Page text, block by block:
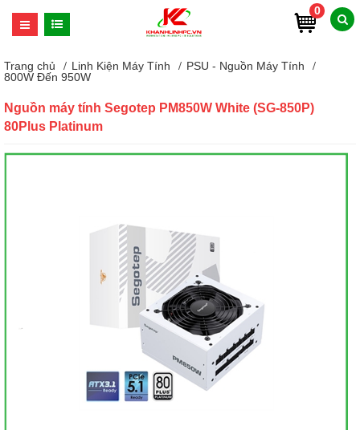
0
Trang chủ Linh Kiện Máy Tính
PSU - Nguồn Máy Tính
800W Đến 950W
Nguồn máy tính Segotep PM850W White (SG-850P)
80Plus Platinum